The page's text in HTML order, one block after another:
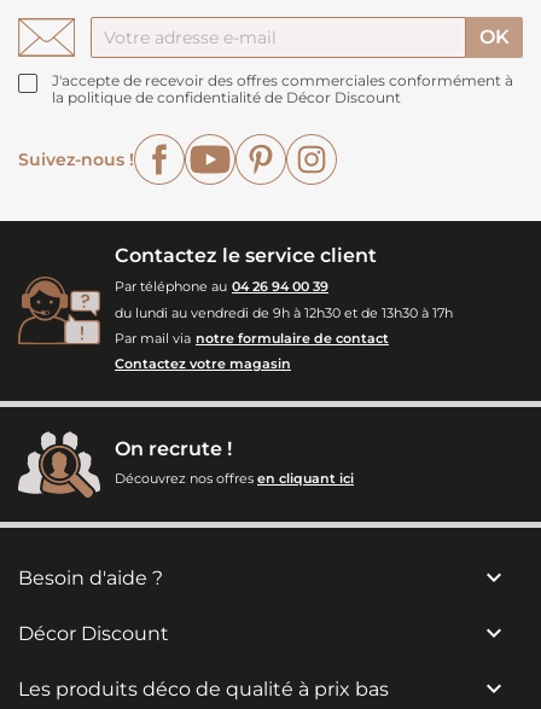
J'accepte de recevoir des offres commerciales conformément à
la politique de confidentialité de Décor Discount
Suivez-nous !
FacebookYouTubePinterest
Contactez le service client
Par téléphone au 04 26 94 00 39
du lundi au vendredi de 9h à 12h30 et de 13h30 à 17h
Par mail via notre formulaire de contact
Contactez votre magasin
On recrute !
Découvrez nos offres en cliquant ici
Besoin d'aide ? 
Décor Discount 
Les produits déco de qualité à prix bas 